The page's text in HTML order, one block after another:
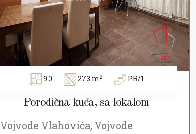
9.0 273 m2 PR/1
Porodična kuća, sa lokalom
Vojvode Vlahovića, Vojvode